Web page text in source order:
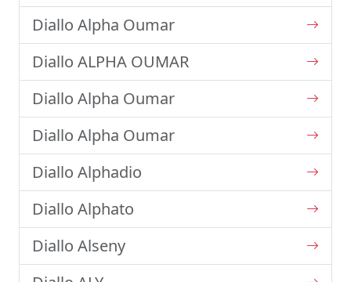
Diallo Alpha Oumar
Diallo ALPHA OUMAR
Diallo Alpha Oumar
Diallo Alpha Oumar
Diallo Alphadio
Diallo Alphato
Diallo Alseny